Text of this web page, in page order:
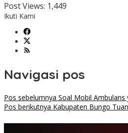
Post Views: 1,449
Ikuti Kami
Navigasi pos
Pos sebelumnya Soal Mobil Ambulans
Pos berikutnya Kabupaten Bungo